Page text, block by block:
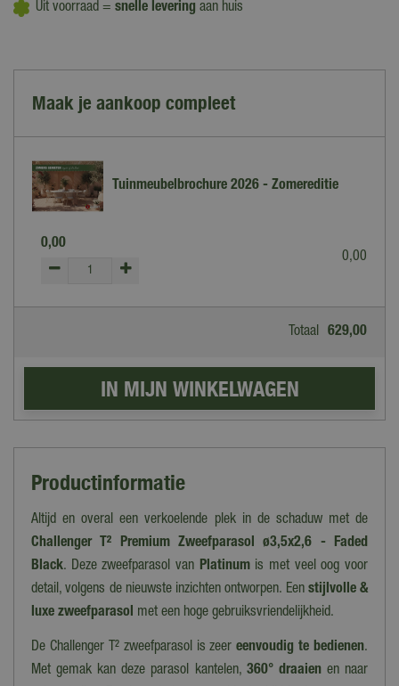
Uit voorraad = snelle levering aan huis
Maak je aankoop compleet
Tuinmeubelbrochure 2026 - Zomereditie
0,00
0,00
Totaal 629,00
Productinformatie
Altijd en overal een verkoelende plek in de schaduw met de
Challenger T² Premium Zweefparasol ø3,5x2,6 - Faded
Black. Deze zweefparasol van Platinumis met veel oog voor
detail, volgens de nieuwste inzichten ontworpen. Een stijlvolle &
luxe zweefparasol met een hoge gebruiksvriendelijkheid.
De Challenger T² zweefparasol is zeereenvoudig te bedienen.
Met gemak kan deze parasol kantelen, 360° draaienen naar